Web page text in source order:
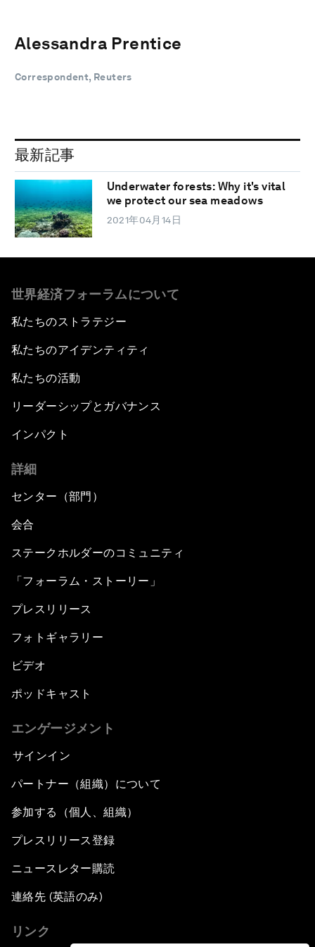
Alessandra Prentice
Correspondent, Reuters
最新記事
Underwater forests: Why it's vital
we protect our sea meadows
2021年04月14日
世界経済フォーラムについて
私たちのストラテジー
私たちのアイデンティティ
私たちの活動
リーダーシップとガバナンス
インパクト
詳細
センター（部門）
会合
ステークホルダーのコミュニティ
「フォーラム・ストーリー」
プレスリリース
フォトギャラリー
ビデオ
ポッドキャスト
エンゲージメント
サインイン
パートナー（組織）について
参加する（個人、組織）
プレスリリース登録
ニュースレター購読
連絡先 (英語のみ)
リンク